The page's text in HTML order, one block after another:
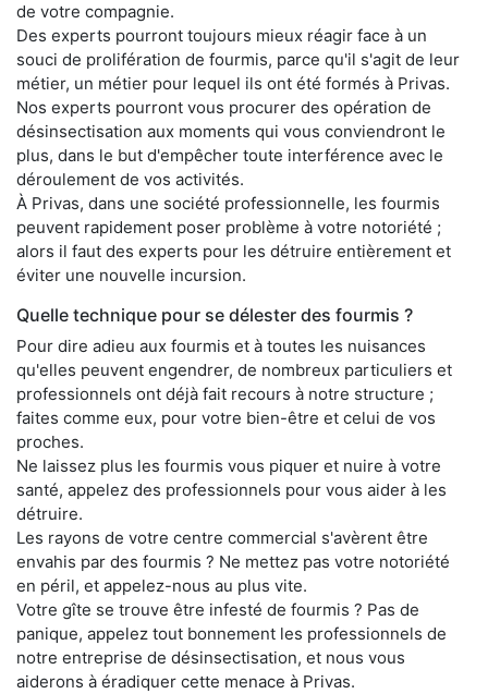
de votre compagnie.
Des experts pourront toujours mieux réagir face à un
souci de prolifération de fourmis, parce qu'il s'agit de leur
métier, un métier pour lequel ils ont été formés à Privas.
Nos experts pourront vous procurer des opération de
désinsectisation aux moments qui vous conviendront le
plus, dans le but d'empêcher toute interférence avec le
déroulement de vos activités.
À Privas, dans une société professionnelle, les fourmis
peuvent rapidement poser problème à votre notoriété ;
alors il faut des experts pour les détruire entièrement et
éviter une nouvelle incursion.
Quelle technique pour se délester des fourmis ?
Pour dire adieu aux fourmis et à toutes les nuisances
qu'elles peuvent engendrer, de nombreux particuliers et
professionnels ont déjà fait recours à notre structure ;
faites comme eux, pour votre bien-être et celui de vos
proches.
Ne laissez plus les fourmis vous piquer et nuire à votre
santé, appelez des professionnels pour vous aider à les
détruire.
Les rayons de votre centre commercial s'avèrent être
envahis par des fourmis ? Ne mettez pas votre notoriété
en péril, et appelez-nous au plus vite.
Votre gîte se trouve être infesté de fourmis ? Pas de
panique, appelez tout bonnement les professionnels de
notre entreprise de désinsectisation, et nous vous
aiderons à éradiquer cette menace à Privas.